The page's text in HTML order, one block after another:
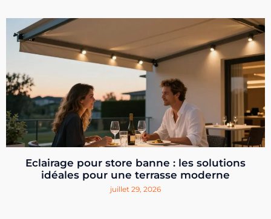
Eclairage pour store banne : les solutions
idéales pour une terrasse moderne
juillet 29, 2026